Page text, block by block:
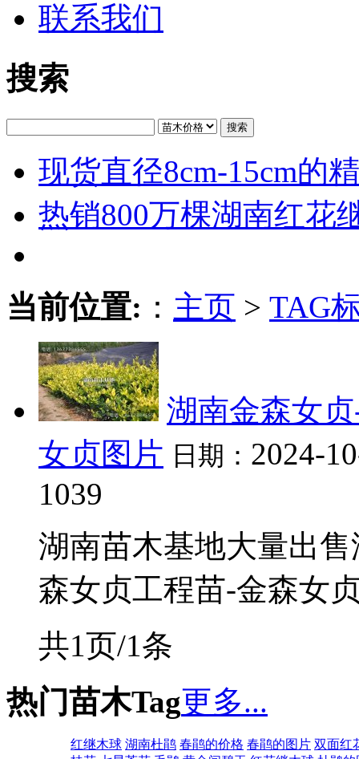
联系我们
搜索
搜索
现货直径8cm-15cm的
热销800万棵湖南红花
当前位置: ： 主页 > TAG
湖南金森女
女贞图片 日期： 2024-
1039
湖南苗木基地大量出
森女贞工程苗-金森女
共1页/1条
热门苗木Tag更多...
红继木球 湖南杜鹃 春鹃的价格 春鹃的图片 双面红